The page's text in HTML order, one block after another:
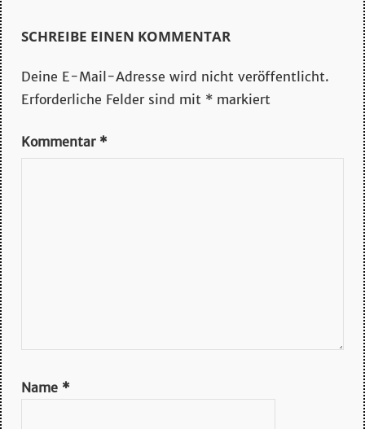
SCHREIBE EINEN KOMMENTAR
Deine E-Mail-Adresse wird nicht veröffentlicht.
Erforderliche Felder sind mit * markiert
Kommentar *
Name *